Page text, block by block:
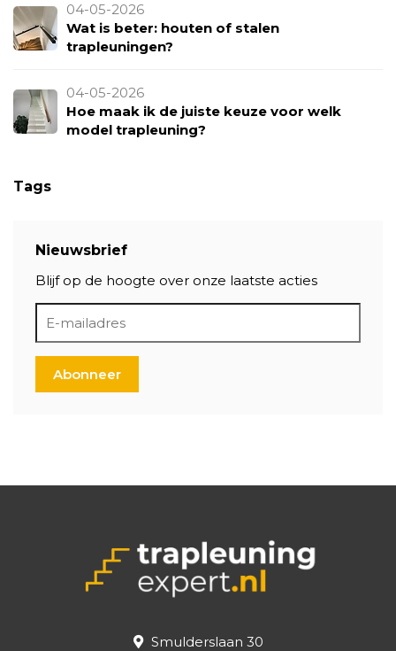
04-05-2026
Wat is beter: houten of stalen
trapleuningen?
04-05-2026
Hoe maak ik de juiste keuze voor welk
model trapleuning?
Tags
Nieuwsbrief
Blijf op de hoogte over onze laatste acties
Abonneer
Smulderslaan 30